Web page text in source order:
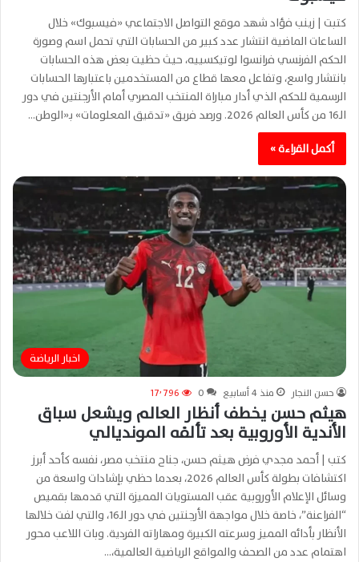
كتبت | زينب فؤاد شهد موقع التواصل الاجتماعي «فيسبوك» خلال
الساعات الماضية انتشار عدد كبير من الحسابات التي تحمل اسم وصورة
الحكم الفرنسي فرانسوا لوتيكسييه، حيث حظيت بعض هذه الحسابات
بانتشار واسع، وتفاعل معها قطاع من المستخدمين باعتبارها الحسابات
الرسمية للحكم الذي أدار مباراة المنتخب المصري أمام الأرجنتين في دور
الـ16 من كأس العالم 2026. ورصد فريق «تدقيق المعلومات» بـ«الوطن…
أكمل القراءة »
اخبار الرياضة
حسن النجار منذ 4 أسابيع 0 17٬796
هيثم حسن يخطف أنظار العالم ويشعل سباق
الأندية الأوروبية بعد تألقه المونديالي
كتب | أحمد مجدي فرض هيثم حسن، جناح منتخب مصر، نفسه كأحد أبرز
اكتشافات بطولة كأس العالم 2026، بعدما حظي بإشادات واسعة من
وسائل الإعلام الأوروبية عقب المستويات المميزة التي قدمها بقميص
“الفراعنة”، خاصة خلال مواجهة الأرجنتين في دور الـ16، والتي لفت خلالها
الأنظار بأدائه المميز وسرعته الكبيرة ومهاراته الفردية. وبات اللاعب محور
اهتمام عدد من الصحف والمواقع الرياضية العالمية،…